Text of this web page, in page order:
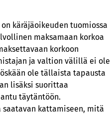
käräjäoikeuden tuomiossa
maksamaan korkoa
korkoon
ja valtion välillä ei ole
ole tällaista tapausta
lisäksi suorittaa
täytäntöön.
kattamiseen, mitä